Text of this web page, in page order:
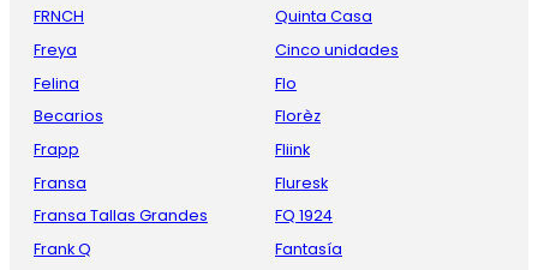
FRNCH
Freya
Felina
Becarios
Frapp
Fransa
Fransa Tallas Grandes
Frank Q
Quinta Casa
Cinco unidades
Flo
Florèz
Fliink
Fluresk
FQ 1924
Fantasía